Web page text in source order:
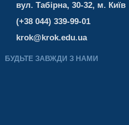
вул. Табірна, 30-32, м. Київ
(+38 044) 339-99-01
krok@krok.edu.ua
БУДЬТЕ ЗАВЖДИ З НАМИ